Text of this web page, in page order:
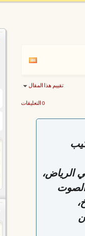
تقييم هذا المقال
0 التعليقات
الرياض،